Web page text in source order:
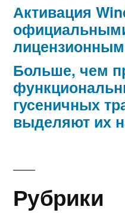
Активация
Больше, чем
гусеничных
выделяют их
Рубрики